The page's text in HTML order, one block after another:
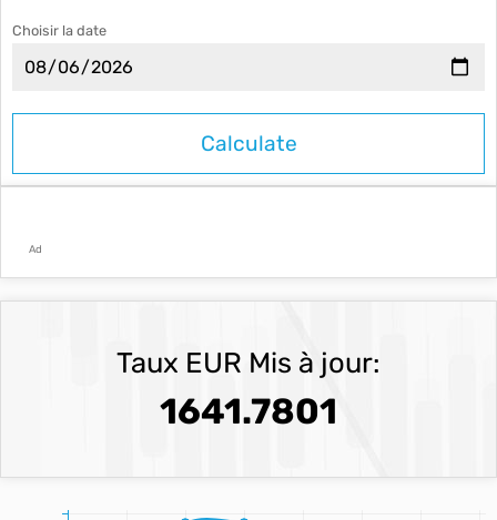
Choisir la date
Ad
Taux EUR Mis à jour:
1641.7801